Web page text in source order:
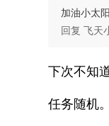
加油小太阳
回复 飞天
下次不知
任务随机